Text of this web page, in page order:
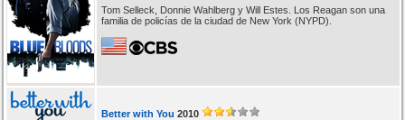
Tom Selleck, Donnie Wahlberg y Will Estes. Los Reagan son una
familia de policías de la ciudad de New York (NYPD).
Better with You 2010